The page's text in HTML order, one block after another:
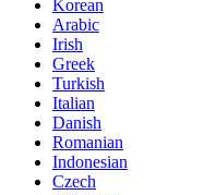
Korean
Arabic
Irish
Greek
Turkish
Italian
Danish
Romanian
Indonesian
Czech